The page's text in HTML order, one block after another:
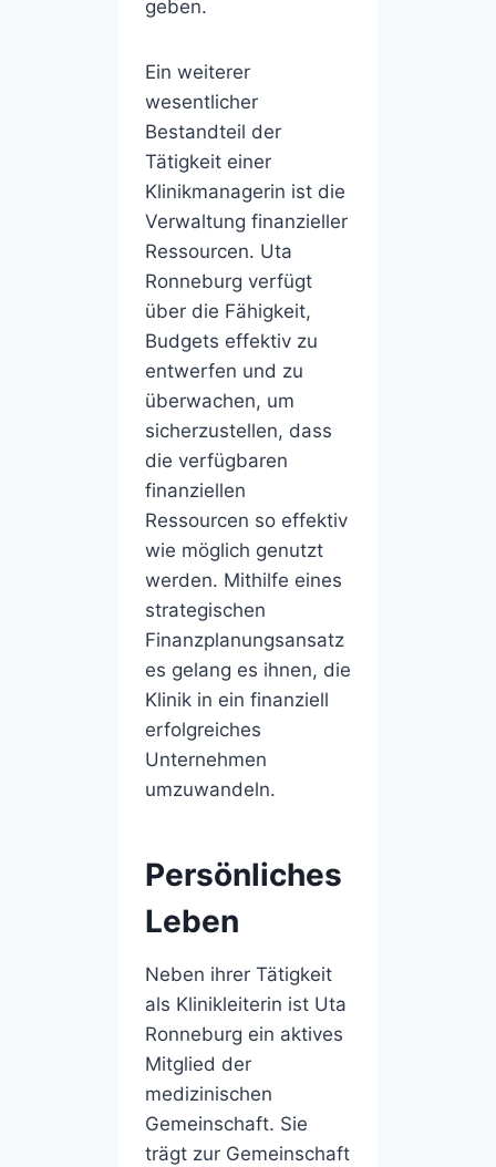
geben.
Ein weiterer
wesentlicher
Bestandteil der
Tätigkeit einer
Klinikmanagerin ist die
Verwaltung finanzieller
Ressourcen. Uta
Ronneburg verfügt
über die Fähigkeit,
Budgets effektiv zu
entwerfen und zu
überwachen, um
sicherzustellen, dass
die verfügbaren
finanziellen
Ressourcen so effektiv
wie möglich genutzt
werden. Mithilfe eines
strategischen
Finanzplanungsansatz
es gelang es ihnen, die
Klinik in ein finanziell
erfolgreiches
Unternehmen
umzuwandeln.
Persönliches
Leben
Neben ihrer Tätigkeit
als Klinikleiterin ist Uta
Ronneburg ein aktives
Mitglied der
medizinischen
Gemeinschaft. Sie
trägt zur Gemeinschaft